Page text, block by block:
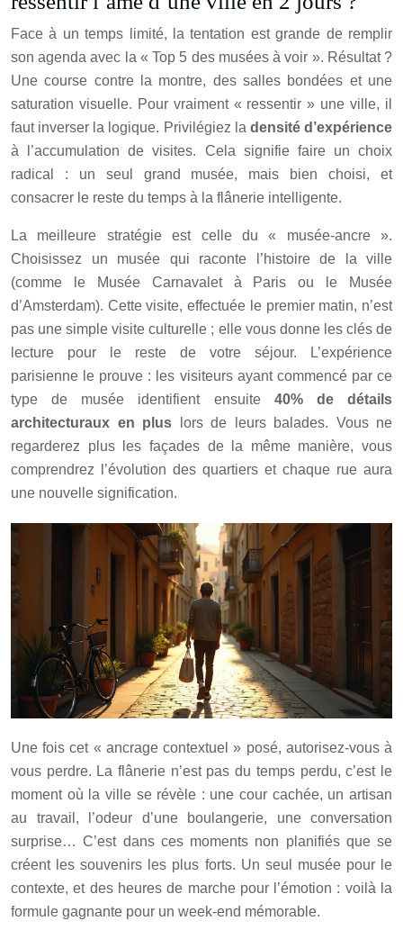
Face à un temps limité, la tentation est grande de remplir
son agenda avec la « Top 5 des musées à voir ». Résultat ?
Une course contre la montre, des salles bondées et une
saturation visuelle. Pour vraiment « ressentir » une ville, il
faut inverser la logique. Privilégiez la densité d’expérience
à l’accumulation de visites. Cela signifie faire un choix
radical : un seul grand musée, mais bien choisi, et
consacrer le reste du temps à la flânerie intelligente.
La meilleure stratégie est celle du « musée-ancre ».
Choisissez un musée qui raconte l’histoire de la ville
(comme le Musée Carnavalet à Paris ou le Musée
d’Amsterdam). Cette visite, effectuée le premier matin, n’est
pas une simple visite culturelle ; elle vous donne les clés de
lecture pour le reste de votre séjour. L’expérience
parisienne le prouve : les visiteurs ayant commencé par ce
type de musée identifient ensuite 40% de détails
architecturaux en plus lors de leurs balades. Vous ne
regarderez plus les façades de la même manière, vous
comprendrez l’évolution des quartiers et chaque rue aura
une nouvelle signification.
Une fois cet « ancrage contextuel » posé, autorisez-vous à
vous perdre. La flânerie n’est pas du temps perdu, c’est le
moment où la ville se révèle : une cour cachée, un artisan
au travail, l’odeur d’une boulangerie, une conversation
surprise… C’est dans ces moments non planifiés que se
créent les souvenirs les plus forts. Un seul musée pour le
contexte, et des heures de marche pour l’émotion : voilà la
formule gagnante pour un week-end mémorable.